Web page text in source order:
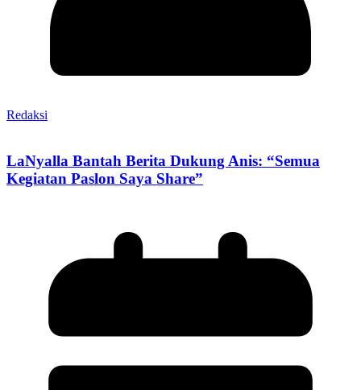
Redaksi
LaNyalla Bantah Berita Dukung Anis: “Semua
Kegiatan Paslon Saya Share”